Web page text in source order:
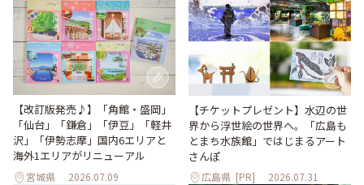
【改訂版発売♪】「角館・盛岡」
「仙台」「鎌倉」「伊豆」「軽井
沢」「伊勢志摩」国内6エリアと
海外1エリアがリニューアル
宮城県 2026.07.09
【チケットプレゼント】水辺の世
界から浮世絵の世界へ。「広島も
とまち水族館」ではじまるアート
さんぽ
広島県 [PR] 2026.07.31